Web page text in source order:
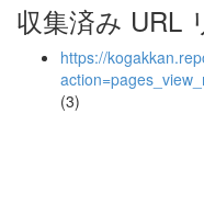
収集済み URL
https://
(3)